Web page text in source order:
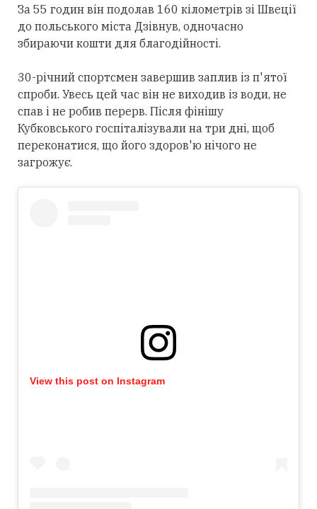
За 55 годин він подолав 160 кілометрів зі Швеції
до польського міста Дзівнув, одночасно
збираючи кошти для благодійності.
30-річний спортсмен завершив заплив із п'ятої
спроби. Увесь цей час він не виходив із води, не
спав і не робив перерв. Після фінішу
Кубковського госпіталізували на три дні, щоб
переконатися, що його здоров'ю нічого не
загрожує.
View this post on Instagram